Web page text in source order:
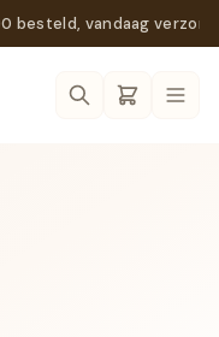
besteld, vandaag